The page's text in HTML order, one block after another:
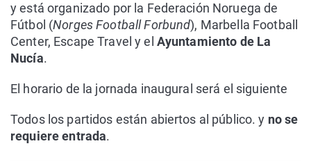
y está organizado por la Federación Noruega de
Fútbol (Norges Football Forbund), Marbella Football
Center, Escape Travel y el Ayuntamiento de La
Nucía.
El horario de la jornada inaugural será el siguiente
Todos los partidos están abiertos al público. y no se
requiere entrada.